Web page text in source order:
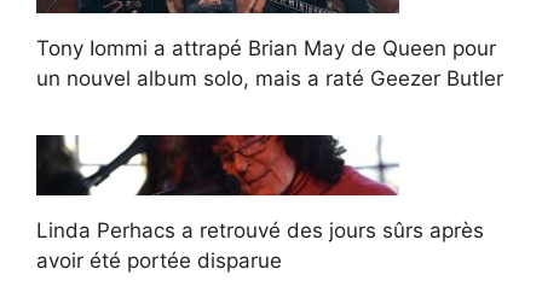
Tony Iommi a attrapé Brian May de Queen pour
un nouvel album solo, mais a raté Geezer Butler
Linda Perhacs a retrouvé des jours sûrs après
avoir été portée disparue